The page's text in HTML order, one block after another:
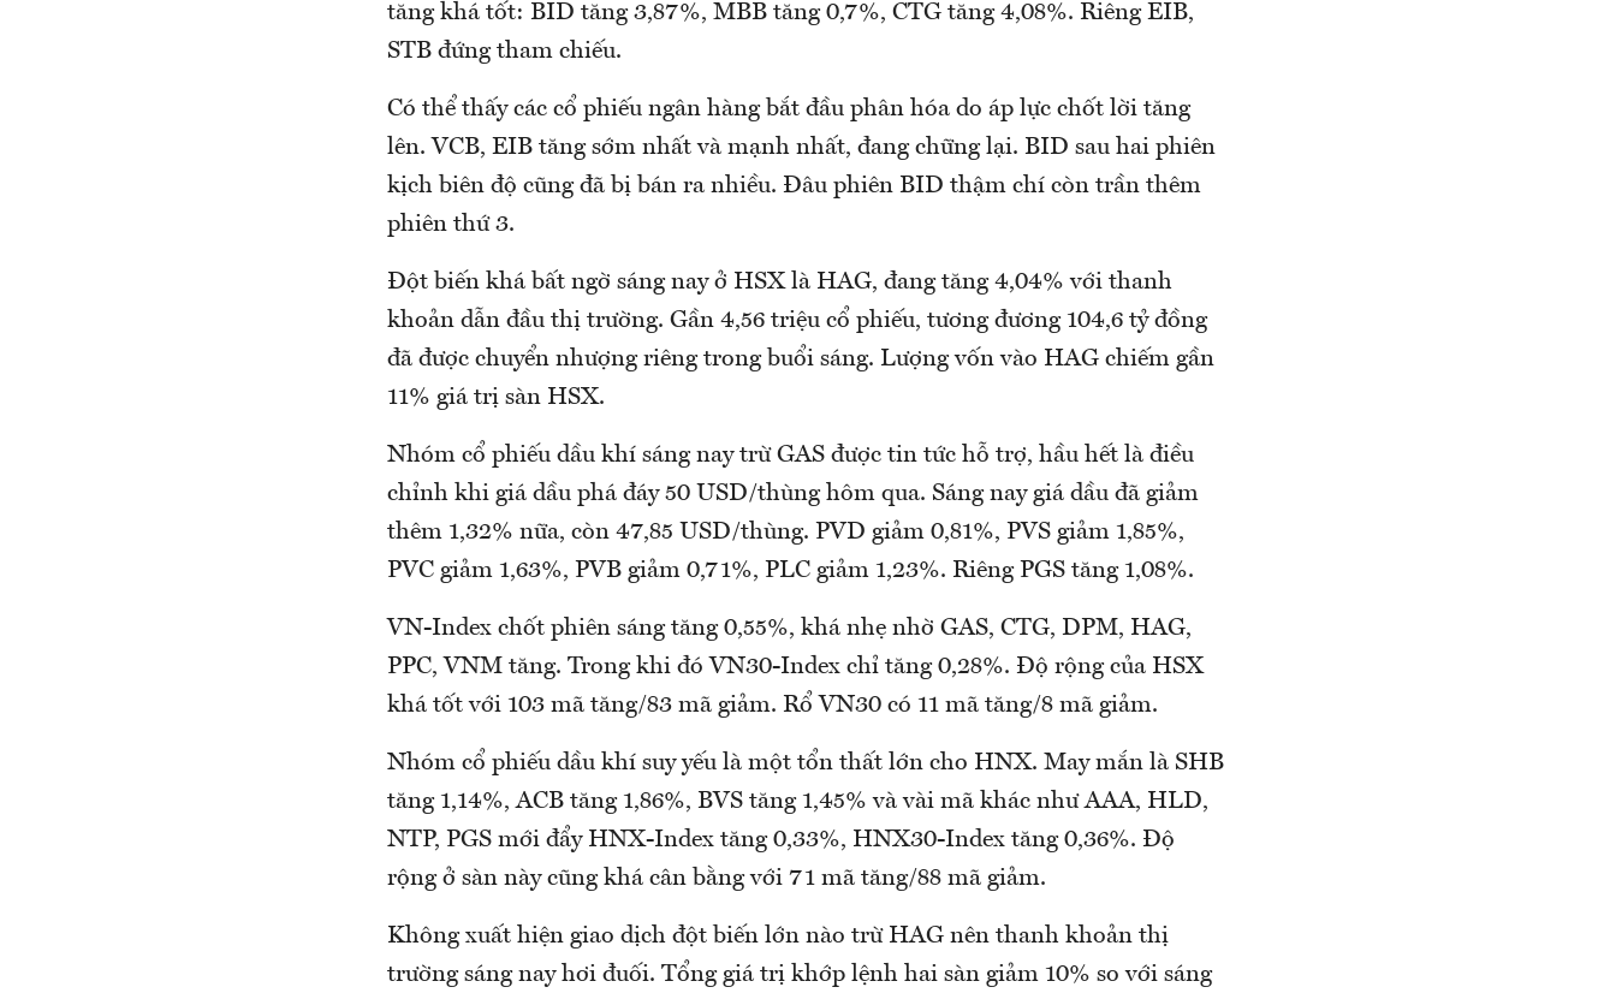
tăng khá tốt: BID tăng 3,87%, MBB tăng 0,7%, CTG tăng 4,08%. Riêng EIB,
STB đứng tham chiếu.
Có thể thấy các cổ phiếu ngân hàng bắt đầu phân hóa do áp lực chốt lời tăng
lên. VCB, EIB tăng sớm nhất và mạnh nhất, đang chững lại. BID sau hai phiên
kịch biên độ cũng đã bị bán ra nhiều. Đâu phiên BID thậm chí còn trần thêm
phiên thứ 3.
Đột biến khá bất ngờ sáng nay ở HSX là HAG, đang tăng 4,04% với thanh
khoản dẫn đầu thị trường. Gần 4,56 triệu cổ phiếu, tương đương 104,6 tỷ đồng
đã được chuyển nhượng riêng trong buổi sáng. Lượng vốn vào HAG chiếm gần
11% giá trị sàn HSX.
Nhóm cổ phiếu dầu khí sáng nay trừ GAS được tin tức hỗ trợ, hầu hết là điều
chỉnh khi giá dầu phá đáy 50 USD/thùng hôm qua. Sáng nay giá dầu đã giảm
thêm 1,32% nữa, còn 47,85 USD/thùng. PVD giảm 0,81%, PVS giảm 1,85%,
PVC giảm 1,63%, PVB giảm 0,71%, PLC giảm 1,23%. Riêng PGS tăng 1,08%.
VN-Index chốt phiên sáng tăng 0,55%, khá nhẹ nhờ GAS, CTG, DPM, HAG,
PPC, VNM tăng. Trong khi đó VN30-Index chỉ tăng 0,28%. Độ rộng của HSX
khá tốt với 103 mã tăng/83 mã giảm. Rổ VN30 có 11 mã tăng/8 mã giảm.
Nhóm cổ phiếu dầu khí suy yếu là một tổn thất lớn cho HNX. May mắn là SHB
tăng 1,14%, ACB tăng 1,86%, BVS tăng 1,45% và vài mã khác như AAA, HLD,
NTP, PGS mới đẩy HNX-Index tăng 0,33%, HNX30-Index tăng 0,36%. Độ
rộng ở sàn này cũng khá cân bằng với 71 mã tăng/88 mã giảm.
Không xuất hiện giao dịch đột biến lớn nào trừ HAG nên thanh khoản thị
trường sáng nay hơi đuối. Tổng giá trị khớp lệnh hai sàn giảm 10% so với sáng